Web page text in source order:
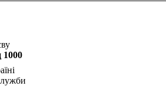
1000